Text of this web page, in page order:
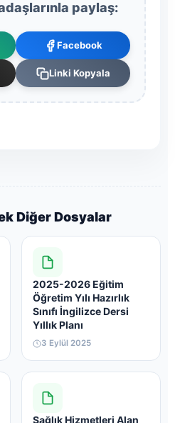
paylaş:
Facebook
Linki Kopyala
Diğer Dosyalar
2025-2026 Eğitim
Öğretim Yılı Hazırlık
Sınıfı İngilizce Dersi
Yıllık Planı
3 Eylül 2025
Sağlık Hizmetleri Alan